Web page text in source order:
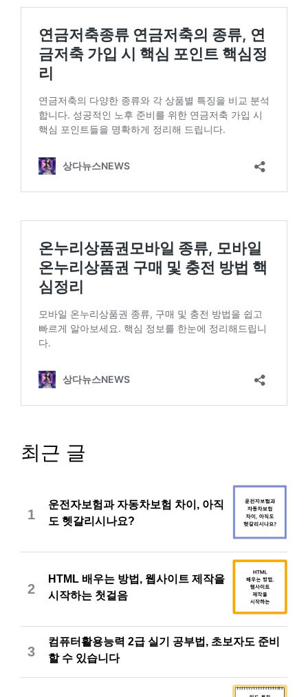
최근 글
1
운전자보험과 자동차보험 차이, 아직
도 헷갈리시나요?
2
HTML 배우는 방법, 웹사이트 제작을
시작하는 첫걸음
3
컴퓨터활용능력 2급 실기 공부법, 초보자도 준비
할 수 있습니다